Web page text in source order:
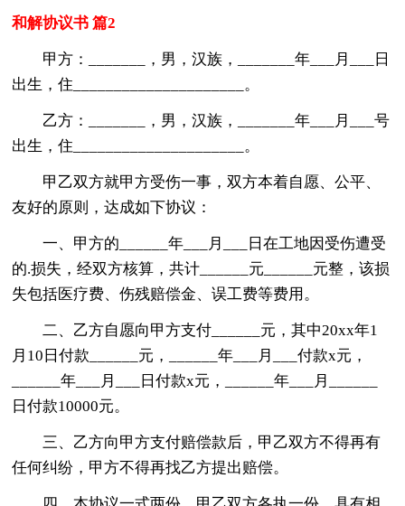
和解协议书 篇2
甲方：_______，男，汉族，_______年___月___日
出生，住_____________________。
乙方：_______，男，汉族，_______年___月___号
出生，住_____________________。
甲乙双方就甲方受伤一事，双方本着自愿、公平、
友好的原则，达成如下协议：
一、甲方的______年___月___日在工地因受伤遭受
的.损失，经双方核算，共计______元______元整，该损
失包括医疗费、伤残赔偿金、误工费等费用。
二、乙方自愿向甲方支付______元，其中20xx年1
月10日付款______元，______年___月___付款x元，
______年___月___日付款x元，______年___月______
日付款10000元。
三、乙方向甲方支付赔偿款后，甲乙双方不得再有
任何纠纷，甲方不得再找乙方提出赔偿。